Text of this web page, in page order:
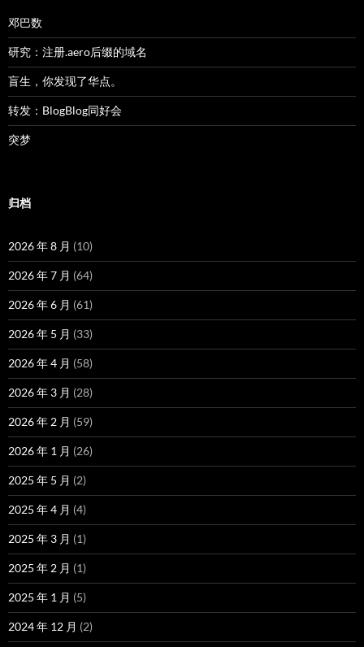
邓巴数
研究：注册.aero后缀的域名
盲生，你发现了华点。
转发：BlogBlog同好会
突梦
归档
2026 年 8 月 (10)
2026 年 7 月 (64)
2026 年 6 月 (61)
2026 年 5 月 (33)
2026 年 4 月 (58)
2026 年 3 月 (28)
2026 年 2 月 (59)
2026 年 1 月 (26)
2025 年 5 月 (2)
2025 年 4 月 (4)
2025 年 3 月 (1)
2025 年 2 月 (1)
2025 年 1 月 (5)
2024 年 12 月 (2)